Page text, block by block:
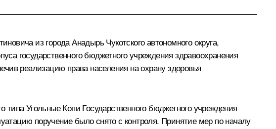
из города Анадырь Чукотского автономного округа,
государственного бюджетного учреждения здравоохранения
реализацию права населения на охрану здоровья
типа Угольные Копи Государственного бюджетного учреждения
поручение было снято с контроля. Принятие мер по началу